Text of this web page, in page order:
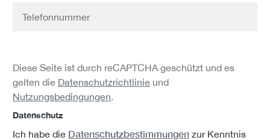
Telefonnummer
Diese Seite ist durch reCAPTCHA geschützt und es
gelten die Datenschutzrichtlinie und
Nutzungsbedingungen.
Datenschutz
Ich habe die Datenschutzbestimmungen zur Kenntnis